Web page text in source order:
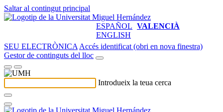
Saltar al contingut principal
ESPAÑOL VALENCIÀ
ENGLISH
SEU ELECTRÒNICA Accés identificat (obri en nova finestra)
Gestor de continguts del lloc
Introdueix la teua cerca